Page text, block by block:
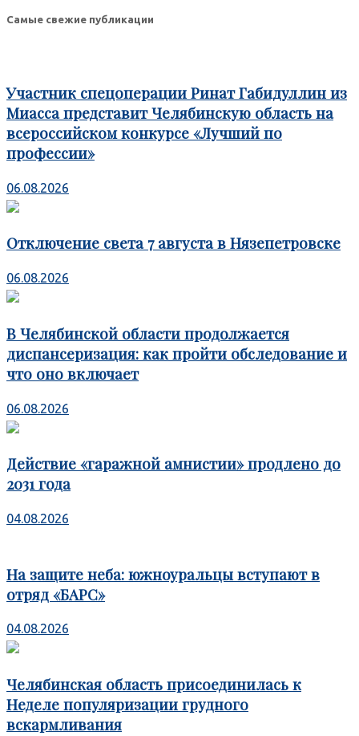
Самые свежие публикации
Участник спецоперации Ринат Габидуллин из
Миасса представит Челябинскую область на
всероссийском конкурсе «Лучший по
профессии»
06.08.2026
Отключение света 7 августа в Нязепетровске
06.08.2026
В Челябинской области продолжается
диспансеризация: как пройти обследование и
что оно включает
06.08.2026
Действие «гаражной амнистии» продлено до
2031 года
04.08.2026
На защите неба: южноуральцы вступают в
отряд «БАРС»
04.08.2026
Челябинская область присоединилась к
Неделе популяризации грудного
вскармливания